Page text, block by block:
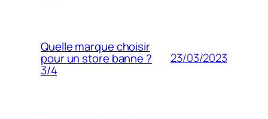
Quelle marque choisir
pour un store banne ?
3/4
23/03/2023